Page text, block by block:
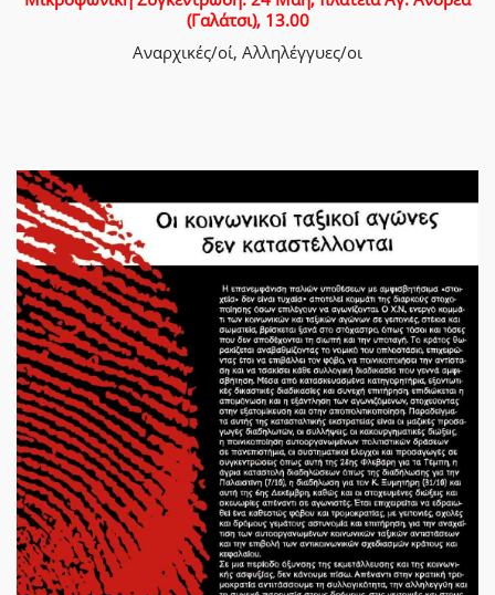
(Γαλάτσι), 13.00
Αναρχικές/οί, Αλληλέγγυες/οι